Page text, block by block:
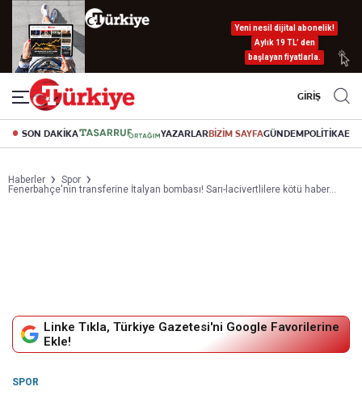
Yeni nesil dijital abonelik!
Aylık 19 TL’ den
başlayan fiyatlarla.
GİRİŞ
SON DAKİKA YAZARLARBİZİM SAYFAGÜNDEMPOLİTİKA
Haberler
Spor
Fenerbahçe'nin transferine İtalyan bombası! Sarı-lacivertlilere kötü haber...
Linke Tıkla, Türkiye Gazetesi'ni Google Favorilerine
Ekle!
SPOR